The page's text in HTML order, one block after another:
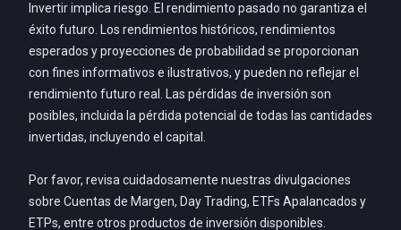
Invertir implica riesgo. El rendimiento pasado no garantiza el
éxito futuro. Los rendimientos históricos, rendimientos
esperados y proyecciones de probabilidad se proporcionan
con fines informativos e ilustrativos, y pueden no reflejar el
rendimiento futuro real. Las pérdidas de inversión son
posibles, incluida la pérdida potencial de todas las cantidades
invertidas, incluyendo el capital.
Por favor, revisa cuidadosamente nuestras divulgaciones
sobre Cuentas de Margen, Day Trading, ETFs Apalancados y
ETPs, entre otros productos de inversión disponibles.